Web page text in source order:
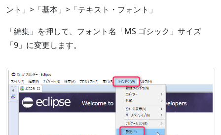
ント」>「基本」>「テキスト・フォント」
「編集」を押して、フォント名「MS ゴシック」サイズ
「9」に変更します。